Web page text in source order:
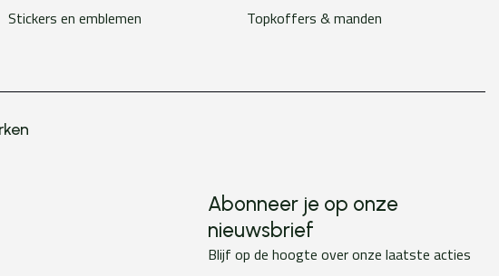
Stickers en emblemen
Topkoffers & manden
Abonneer je op onze
nieuwsbrief
Blijf op de hoogte over onze laatste acties